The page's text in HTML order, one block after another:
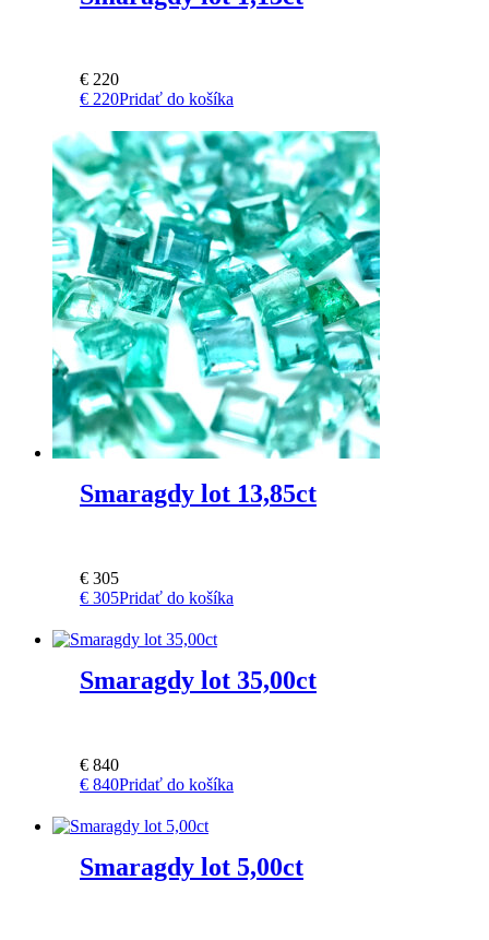
€ 220
€ 220Pridať do košíka
Smaragdy lot 13,85ct
€ 305
€ 305Pridať do košíka
Smaragdy lot 35,00ct
€ 840
€ 840Pridať do košíka
Smaragdy lot 5,00ct